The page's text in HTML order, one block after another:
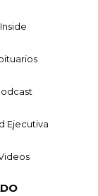
Inside
Ejecutiva